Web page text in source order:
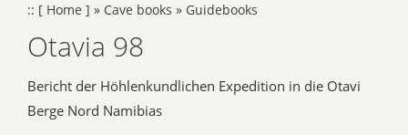
:: [ Home ] » Cave books » Guidebooks
Otavia 98
Bericht der Höhlenkundlichen Expedition in die Otavi
Berge Nord Namibias